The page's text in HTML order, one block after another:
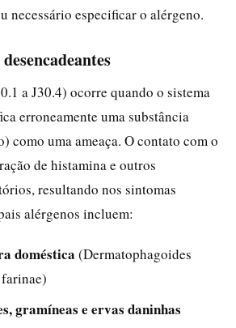
necessário especificar o alérgeno.
a J30.4) ocorre quando o sistema
erroneamente uma substância
como uma ameaça. O contato com o
de histamina e outros
resultando nos sintomas
alérgenos incluem:
doméstica (Dermatophagoides
gramíneas e ervas daninhas